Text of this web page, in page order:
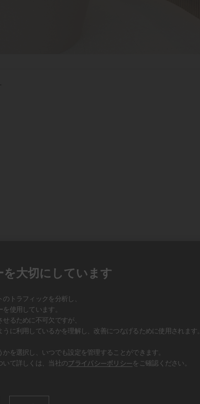
大切にしています
トラフィックを分析し、
使用しています。
るために不可欠ですが、
に利用しているかを理解し、改善につなげるために使用されます。
を選択し、いつでも設定を管理することができます。
いて詳しくは、当社のプライバシーポリシーをご確認ください。